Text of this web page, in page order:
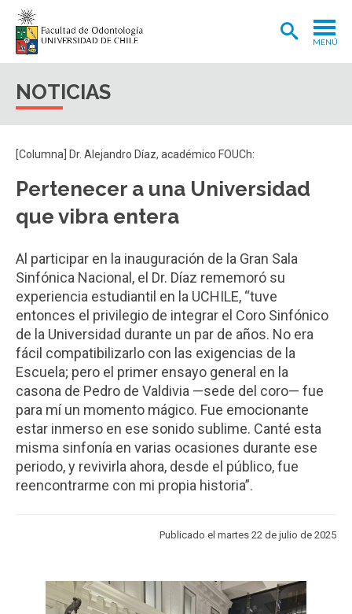
MENÚ
CLÍNICA ODONTOLÓGICA
BIBLIOTECA
FACULTAD
ESTUDIANTES ACADÉMICOS
FUNCIONARIOS EGRESADOS
NOTICIAS
[Columna] Dr. Alejandro Díaz, académico FOUCh:
Pertenecer a una Universidad
que vibra entera
Al participar en la inauguración de la Gran Sala
Sinfónica Nacional, el Dr. Díaz rememoró su
experiencia estudiantil en la UCHILE, “tuve
entonces el privilegio de integrar el Coro Sinfónico
de la Universidad durante un par de años. No era
fácil compatibilizarlo con las exigencias de la
Escuela; pero el primer ensayo general en la
casona de Pedro de Valdivia —sede del coro— fue
para mí un momento mágico. Fue emocionante
estar inmerso en ese sonido sublime. Canté esta
misma sinfonía en varias ocasiones durante ese
periodo, y revivirla ahora, desde el público, fue
reencontrarme con mi propia historia”.
Publicado el martes 22 de julio de 2025